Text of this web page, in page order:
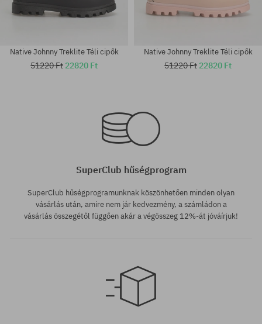
Native Johnny Treklite Téli cipők
51220 Ft 22820 Ft
Elérhető méretek:
Native Johnny Treklite Téli cipők
51220 Ft 22820 Ft
SuperClub hűségprogram
SuperClub hűségprogramunknak köszönhetően minden olyan
vásárlás után, amire nem jár kedvezmény, a számládon a
vásárlás összegétől függően akár a végösszeg 12%-át jóváírjuk!